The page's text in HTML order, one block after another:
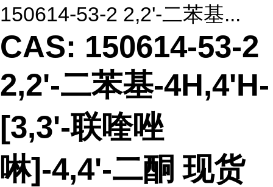
150614-53-2 2,2'-二苯基...
CAS: 150614-53-2
2,2'-二苯基-4H,4'H-
[3,3'-联喹唑
啉]-4,4'-二酮 现货